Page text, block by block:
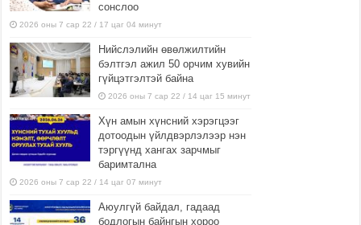
сонслоо
2026 оны 7 сар 22 / 17 цаг 04 минут
Нийслэлийн өвөлжилтийн
бэлтгэл ажил 50 орчим хувийн
гүйцэтгэлтэй байна
2026 оны 7 сар 22 / 14 цаг 15 минут
Хүн амын хүнсний хэрэгцээг
дотоодын үйлдвэрлэлээр нэн
тэргүүнд хангах зарчмыг
баримтална
2026 оны 7 сар 22 / 14 цаг 07 минут
Аюулгүй байдал, гадаад
бодлогын байнгын хороо